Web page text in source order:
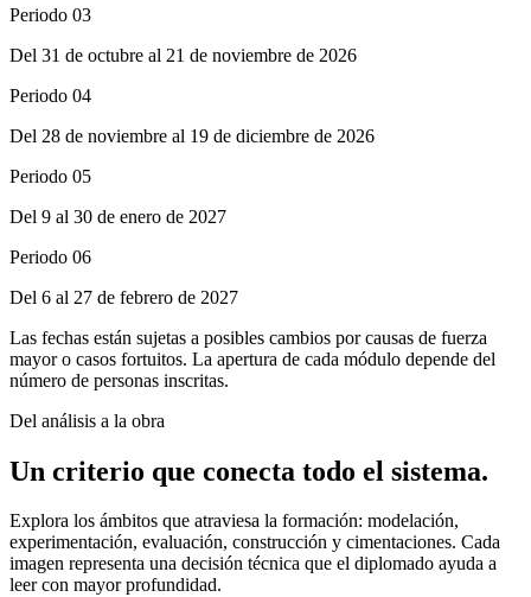
Periodo 03
Del 31 de octubre al 21 de noviembre de 2026
Periodo 04
Del 28 de noviembre al 19 de diciembre de 2026
Periodo 05
Del 9 al 30 de enero de 2027
Periodo 06
Del 6 al 27 de febrero de 2027
Las fechas están sujetas a posibles cambios por causas de fuerza
mayor o casos fortuitos. La apertura de cada módulo depende del
número de personas inscritas.
Del análisis a la obra
Un criterio que conecta todo el sistema.
Explora los ámbitos que atraviesa la formación: modelación,
experimentación, evaluación, construcción y cimentaciones. Cada
imagen representa una decisión técnica que el diplomado ayuda a
leer con mayor profundidad.